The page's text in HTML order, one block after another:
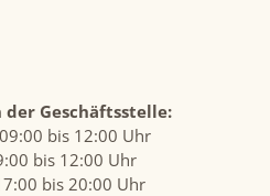
Geschäftsstelle:
bis 12:00 Uhr
bis 12:00 Uhr
bis 20:00 Uhr